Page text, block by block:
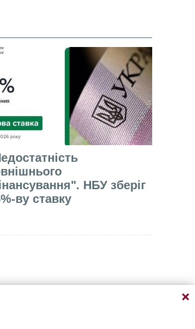
НБУ зберіг
ву ставку